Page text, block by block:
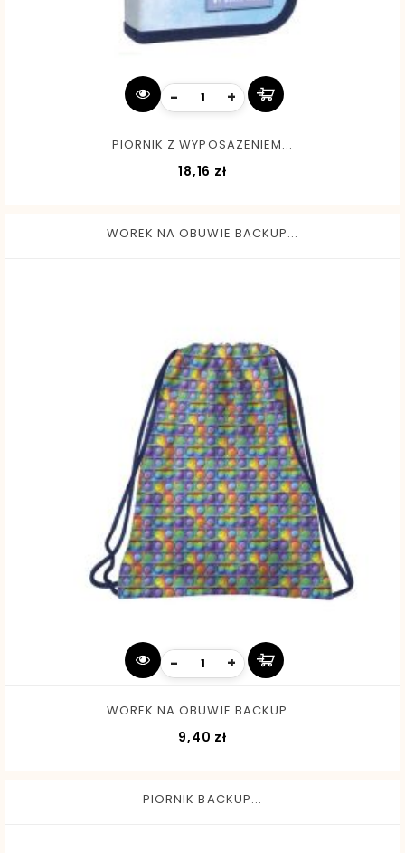
- +
PIORNIK Z WYPOSAZENIEM...
18,16 zł
WOREK NA OBUWIE BACKUP...
- +
WOREK NA OBUWIE BACKUP...
9,40 zł
PIORNIK BACKUP...